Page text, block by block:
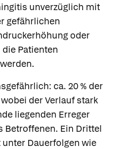
unverzüglich mit
gefährlichen
oder
Patienten
ca. 20 % der
der Verlauf stark
liegenden Erreger
Betroffenen. Ein Drittel
Dauerfolgen wie